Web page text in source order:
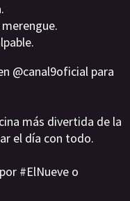
@canal9oficial para
más divertida de la
el día con todo.
#ElNueve o